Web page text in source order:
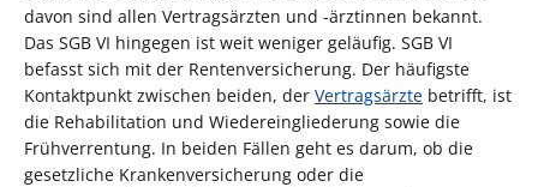
davon sind allen Vertragsärzten und -ärztinnen bekannt.
Das SGB VI hingegen ist weit weniger geläufig. SGB VI
befasst sich mit der Rentenversicherung. Der häufigste
Kontaktpunkt zwischen beiden, der Vertragsärzte betrifft, ist
die Rehabilitation und Wiedereingliederung sowie die
Frühverrentung. In beiden Fällen geht es darum, ob die
gesetzliche Krankenversicherung oder die